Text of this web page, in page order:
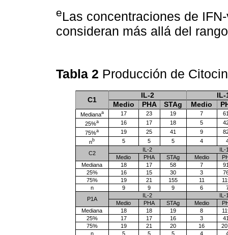
eLas concentraciones de
consideran más allá del
Tabla 2 Producción de
C1
IL-2
Medio
PHA STAg Medio
Medianaa 17 23 19 7
25%a 16 17 18 5
75%a 19 25 41 9
nb 5 5 5 4
C2
IL-2
IL-
Medio
PHA STAg Medio
Mediana
18 17 58 7
25%
16 15 30 3
75%
19 21 155 11
n
9 9 9 6
P1A
IL-2
IL-
Medio
PHA STAg Medio
Mediana
18 18 19 8
25%
17 17 16 3
75%
19 21 20 16
n
5 5 5 4